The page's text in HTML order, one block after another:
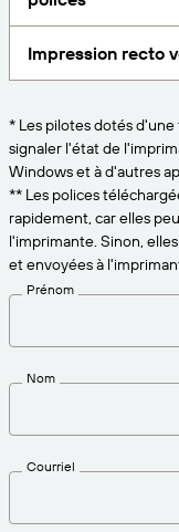
PRODUIT
Tarification
Essai gratuit
Spécifications
Enregistrement
Connecteurs
Normes prises
En savoir
Amazon
CONNECTER
Carrières
Salle de presse
Modèle de
Bénéficiez d’un
Impression recto
* Les pilotes dotés
signaler l'état de
Windows et à d'autres
** Les polices
rapidement, car elles
l'imprimante. Sinon,
et envoyées à
Prénom
Nom
Courriel